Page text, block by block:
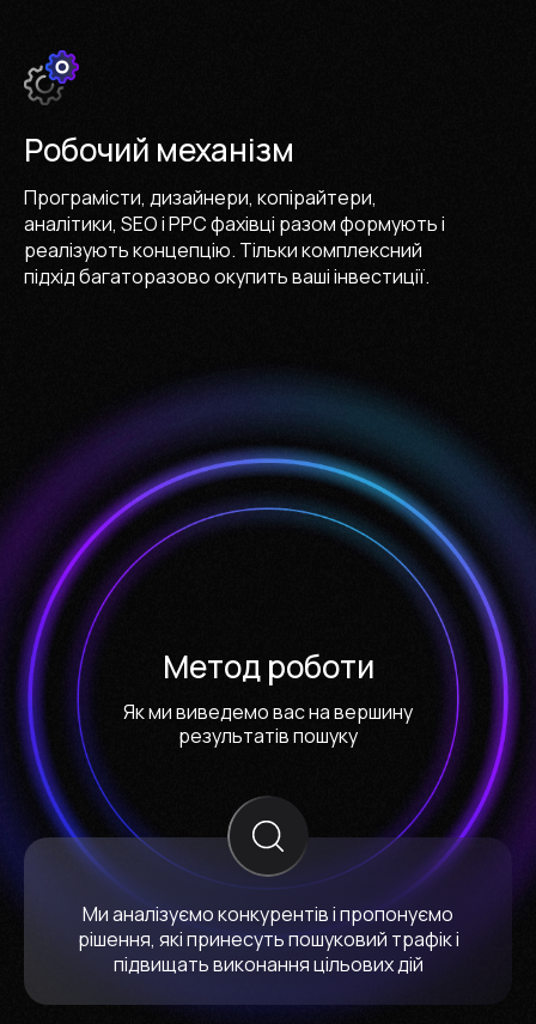
Робочий механізм
Програмісти, дизайнери, копірайтери,
аналітики, SEO і PPC фахівці разом формують і
реалізують концепцію. Тільки комплексний
підхід багаторазово окупить ваші інвестиції.
Метод роботи
Як ми виведемо вас на вершину
результатів пошуку
Ми аналізуємо конкурентів і пропонуємо
рішення, які принесуть пошуковий трафік і
підвищать виконання цільових дій